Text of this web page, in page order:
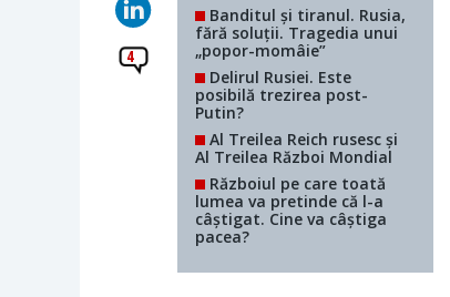
4
Banditul și tiranul. Rusia,
fără soluții. Tragedia unui
„popor-momâie”
Delirul Rusiei. Este
posibilă trezirea post-
Putin?
Al Treilea Reich rusesc și
Al Treilea Război Mondial
Războiul pe care toată
lumea va pretinde că l-a
câștigat. Cine va câștiga
pacea?